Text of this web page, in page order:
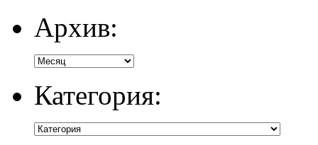
Архив:
Категория: